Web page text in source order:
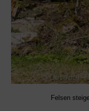
Felsen